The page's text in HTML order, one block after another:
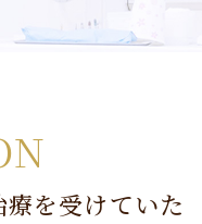
を受けていた